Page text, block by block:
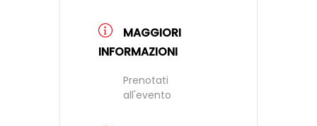
MAGGIORI
INFORMAZIONI
Prenotati
all'evento